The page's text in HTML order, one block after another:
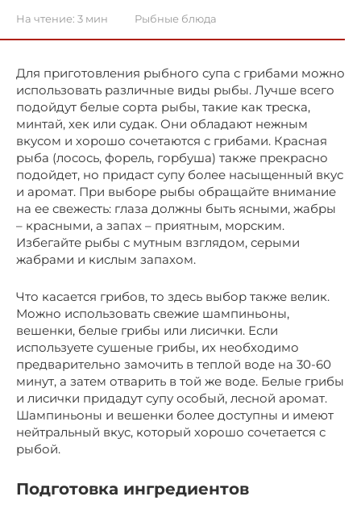
На чтение: 3 мин Рыбные блюда
Для приготовления рыбного супа с грибами можно
использовать различные виды рыбы. Лучше всего
подойдут белые сорта рыбы, такие как треска,
минтай, хек или судак. Они обладают нежным
вкусом и хорошо сочетаются с грибами. Красная
рыба (лосось, форель, горбуша) также прекрасно
подойдет, но придаст супу более насыщенный вкус
и аромат. При выборе рыбы обращайте внимание
на ее свежесть: глаза должны быть ясными, жабры
– красными, а запах – приятным, морским.
Избегайте рыбы с мутным взглядом, серыми
жабрами и кислым запахом.
Что касается грибов, то здесь выбор также велик.
Можно использовать свежие шампиньоны,
вешенки, белые грибы или лисички. Если
используете сушеные грибы, их необходимо
предварительно замочить в теплой воде на 30-60
минут, а затем отварить в той же воде. Белые грибы
и лисички придадут супу особый, лесной аромат.
Шампиньоны и вешенки более доступны и имеют
нейтральный вкус, который хорошо сочетается с
рыбой.
Подготовка ингредиентов